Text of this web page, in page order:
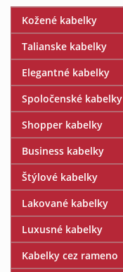
Kožené kabelky
Talianske kabelky
Elegantné kabelky
Spoločenské kabelky
Shopper kabelky
Business kabelky
Štýlové kabelky
Lakované kabelky
Luxusné kabelky
Kabelky cez rameno